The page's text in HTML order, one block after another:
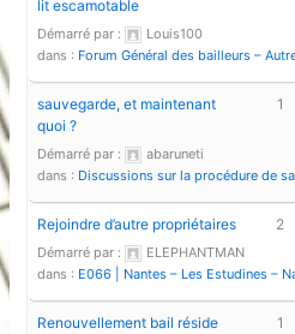
lit escamotable
Démarré par :
Louis100
dans : Forum Général des bailleurs –
sauvegarde, et maintenant
quoi ?
Démarré par :
abaruneti
dans : Discussions sur la procédure de
1
Rejoindre d’autre propriétaires
Démarré par :
ELEPHANTMAN
dans : E066 | Nantes – Les Estudines –
2
Renouvellement bail réside
1